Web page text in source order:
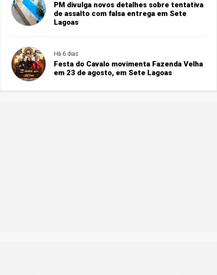
PM divulga novos detalhes sobre tentativa
de assalto com falsa entrega em Sete
Lagoas
Há 6 dias
Festa do Cavalo movimenta Fazenda Velha
em 23 de agosto, em Sete Lagoas